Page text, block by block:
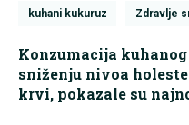
kuhani kukuruz Zdravlje
Konzumacija
sniženju nivoa
krvi, pokazale su